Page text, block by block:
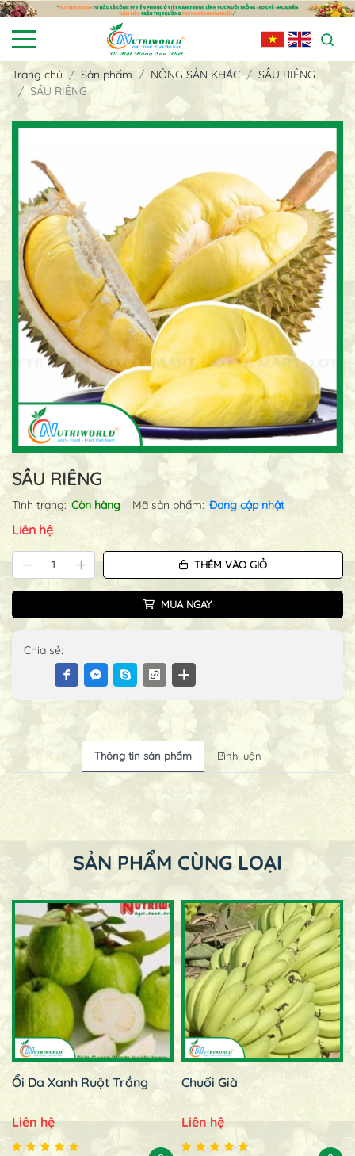
Trang chủ Sản phẩm NÔNG SẢN KHÁC
SẦU RIÊNG
SẦU RIÊNG
SẦU RIÊNG
Tình trạng: Còn hàng Mã sản phẩm: Đang cập nhật
Liên hệ
THÊM VÀO GIỎ
MUA NGAY
Chia sẻ:
Thông tin sản phẩm Bình luận
SẢN PHẨM CÙNG LOẠI
Ổi Da Xanh Ruột Trắng
Liên hệ
Chuối Già
Liên hệ